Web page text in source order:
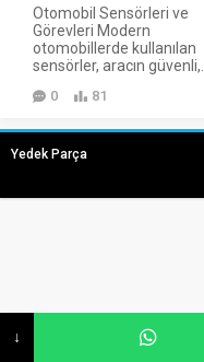
Otomobil Sensörleri ve
Görevleri Modern
otomobillerde kullanılan
sensörler, aracın güvenli,...
0 81
Yedek Parça
↓